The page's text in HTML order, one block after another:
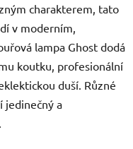
charakterem, tato
v moderním,
lampa Ghost dodá
koutku, profesionální
duší. Různé
jedinečný a